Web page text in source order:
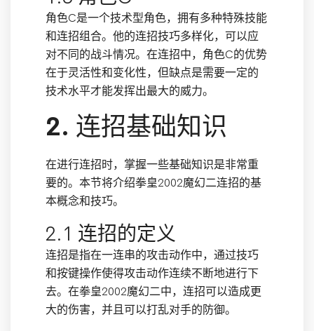
角色C是一个技术型角色，拥有多种特殊技能
和连招组合。他的连招技巧多样化，可以应
对不同的战斗情况。在连招中，角色C的优势
在于灵活性和变化性，但缺点是需要一定的
技术水平才能发挥出最大的威力。
2. 连招基础知识
在进行连招时，掌握一些基础知识是非常重
要的。本节将介绍拳皇2002魔幻二连招的基
本概念和技巧。
2.1 连招的定义
连招是指在一连串的攻击动作中，通过技巧
和按键操作使得攻击动作连续不断地进行下
去。在拳皇2002魔幻二中，连招可以造成更
大的伤害，并且可以打乱对手的防御。